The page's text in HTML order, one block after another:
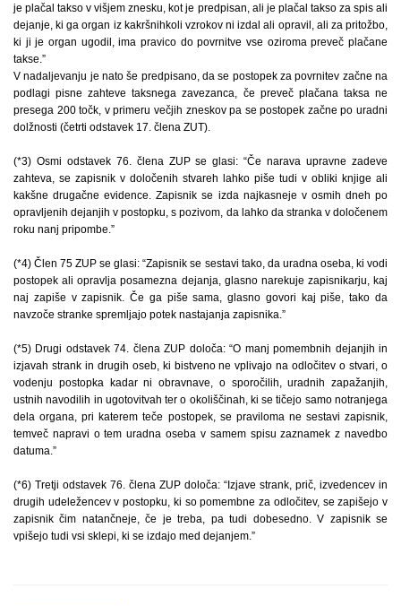
je plačal takso v višjem znesku, kot je predpisan, ali je plačal takso za spis ali
dejanje, ki ga organ iz kakršnihkoli vzrokov ni izdal ali opravil, ali za pritožbo,
ki ji je organ ugodil, ima pravico do povrnitve vse oziroma preveč plačane
takse.”
V nadaljevanju je nato še predpisano, da se postopek za povrnitev začne na
podlagi pisne zahteve taksnega zavezanca, če preveč plačana taksa ne
presega 200 točk, v primeru večjih zneskov pa se postopek začne po uradni
dolžnosti (četrti odstavek 17. člena ZUT).
(*3) Osmi odstavek 76. člena ZUP se glasi: “Če narava upravne zadeve
zahteva, se zapisnik v določenih stvareh lahko piše tudi v obliki knjige ali
kakšne drugačne evidence. Zapisnik se izda najkasneje v osmih dneh po
opravljenih dejanjih v postopku, s pozivom, da lahko da stranka v določenem
roku nanj pripombe.”
(*4) Člen 75 ZUP se glasi: “Zapisnik se sestavi tako, da uradna oseba, ki vodi
postopek ali opravlja posamezna dejanja, glasno narekuje zapisnikarju, kaj
naj zapiše v zapisnik. Če ga piše sama, glasno govori kaj piše, tako da
navzoče stranke spremljajo potek nastajanja zapisnika.”
(*5) Drugi odstavek 74. člena ZUP določa: “O manj pomembnih dejanjih in
izjavah strank in drugih oseb, ki bistveno ne vplivajo na odločitev o stvari, o
vodenju postopka kadar ni obravnave, o sporočilih, uradnih zapažanjih,
ustnih navodilih in ugotovitvah ter o okoliščinah, ki se tičejo samo notranjega
dela organa, pri katerem teče postopek, se praviloma ne sestavi zapisnik,
temveč napravi o tem uradna oseba v samem spisu zaznamek z navedbo
datuma.”
(*6) Tretji odstavek 76. člena ZUP določa: “Izjave strank, prič, izvedencev in
drugih udeležencev v postopku, ki so pomembne za odločitev, se zapišejo v
zapisnik čim natančneje, če je treba, pa tudi dobesedno. V zapisnik se
vpišejo tudi vsi sklepi, ki se izdajo med dejanjem.”